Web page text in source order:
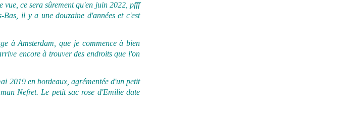
vue, ce sera sûrement qu'en juin 2022, pfff
il y a une douzaine d'années et c'est
à Amsterdam, que je commence à bien
encore à trouver des endroits que l'on
2019 en bordeaux, agrémentée d'un petit
Nefret. Le petit sac rose d'Emilie date